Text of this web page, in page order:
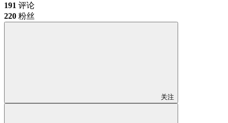
191 评论
220 粉丝
关注